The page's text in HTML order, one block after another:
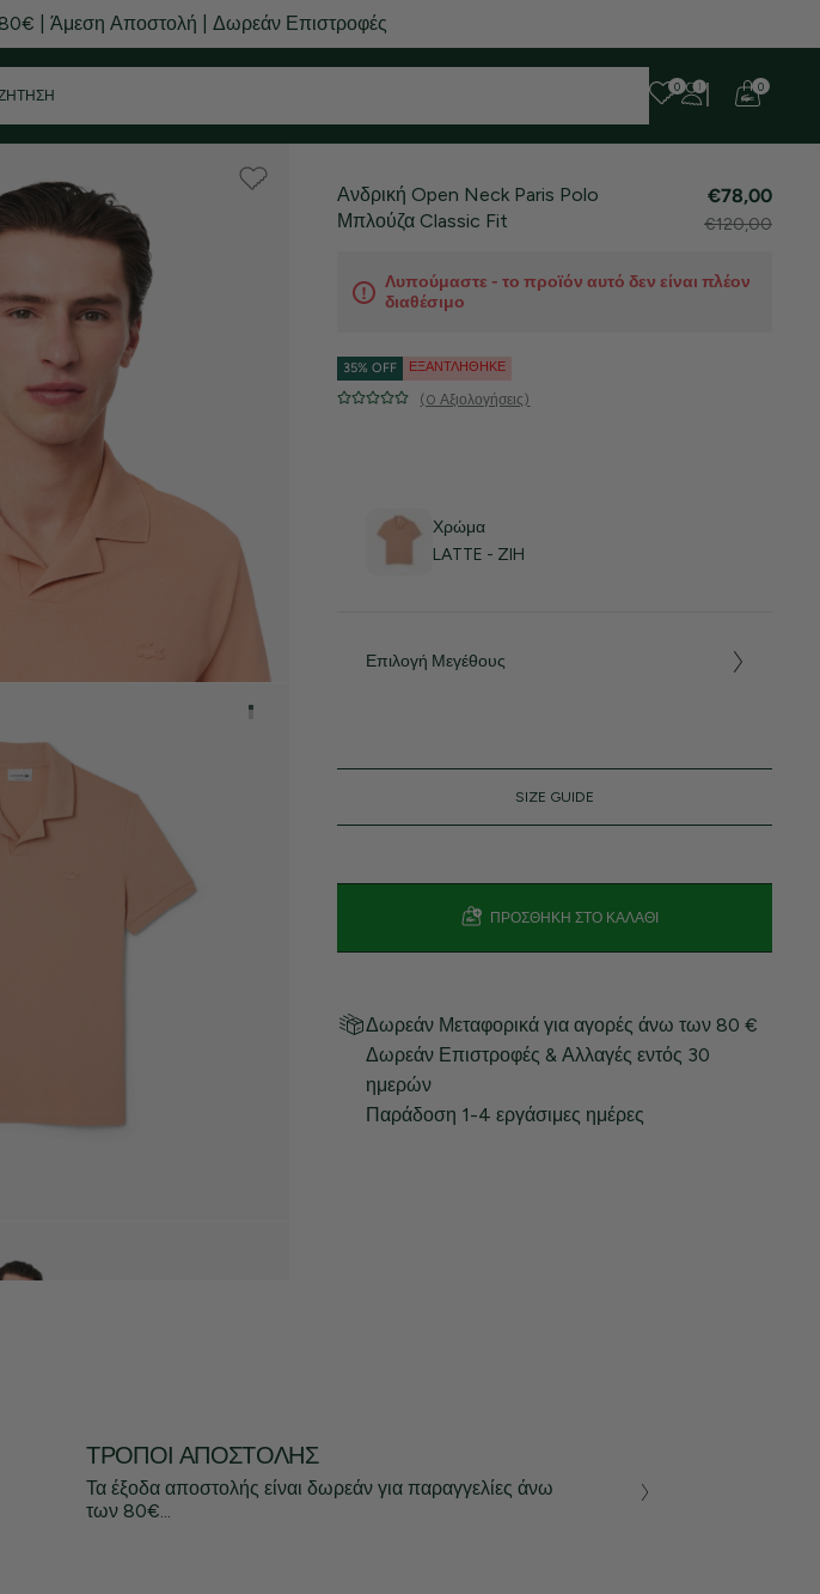
| Άμεση Αποστολή | Δωρεάν Επιστροφές
0 0
Ανδρική Open Neck Paris Polo
Μπλούζα Classic Fit
€78,00
€120,00
Λυπούμαστε - το προϊόν αυτό δεν είναι πλέον
διαθέσιμο
35% OFF ΕΞΑΝΤΛΉΘΗΚΕ
(0 Αξιολογήσεις)
Χρώμα
LATTE - ZIH
Επιλογή Μεγέθους
SIZE GUIDE
ΠΡΟΣΘΉΚΗ ΣΤΟ ΚΑΛΆΘΙ
Δωρεάν Μεταφορικά για αγορές άνω των 80 €
Δωρεάν Επιστροφές & Αλλαγές εντός 30
ημερών
Παράδοση 1-4 εργάσιμες ημέρες
ΤΡΌΠΟΙ ΑΠΟΣΤΟΛΉΣ
Τα έξοδα αποστολής είναι δωρεάν για παραγγελίες άνω
των 80€...